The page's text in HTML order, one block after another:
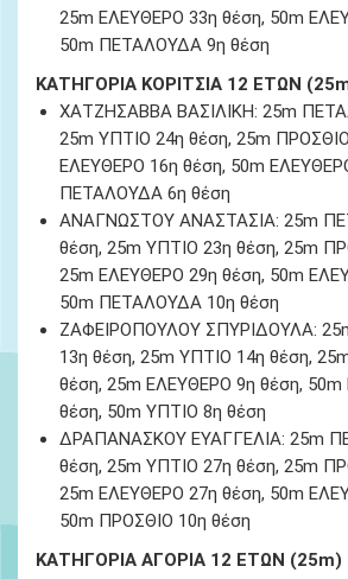
25m ΕΛΕΥΘΕΡΟ 33η θέση, 50m
50m ΠΕΤΑΛΟΥΔΑ 9η θέση
ΚΑΤΗΓΟΡΙΑ ΚΟΡΙΤΣΙΑ 12 ΕΤΩΝ
ΧΑΤΖΗΣΑΒΒΑ ΒΑΣΙΛΙΚΗ: 25m
25m ΥΠΤΙΟ 24η θέση, 25m
ΕΛΕΥΘΕΡΟ 16η θέση, 50m
ΠΕΤΑΛΟΥΔΑ 6η θέση
ΑΝΑΓΝΩΣΤΟΥ ΑΝΑΣΤΑΣΙΑ: 25m
θέση, 25m ΥΠΤΙΟ 23η θέση, 25m
25m ΕΛΕΥΘΕΡΟ 29η θέση, 50m
50m ΠΕΤΑΛΟΥΔΑ 10η θέση
ΖΑΦΕΙΡΟΠΟΥΛΟΥ ΣΠΥΡΙΔΟΥΛΑ:
13η θέση, 25m ΥΠΤΙΟ 14η θέση,
θέση, 25m ΕΛΕΥΘΕΡΟ 9η θέση,
θέση, 50m ΥΠΤΙΟ 8η θέση
ΔΡΑΠΑΝΑΣΚΟΥ ΕΥΑΓΓΕΛΙΑ: 25m
θέση, 25m ΥΠΤΙΟ 27η θέση, 25m
25m ΕΛΕΥΘΕΡΟ 27η θέση, 50m
50m ΠΡΟΣΘΙΟ 10η θέση
ΚΑΤΗΓΟΡΙΑ ΑΓΟΡΙΑ 12 ΕΤΩΝ (25m)